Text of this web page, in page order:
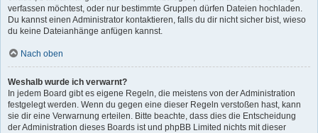
verfassen möchtest, oder nur bestimmte Gruppen dürfen Dateien hochladen.
Du kannst einen Administrator kontaktieren, falls du dir nicht sicher bist, wieso
du keine Dateianhänge anfügen kannst.
Nach oben
Weshalb wurde ich verwarnt?
In jedem Board gibt es eigene Regeln, die meistens von der Administration
festgelegt werden. Wenn du gegen eine dieser Regeln verstoßen hast, kann
sie dir eine Verwarnung erteilen. Bitte beachte, dass dies die Entscheidung
der Administration dieses Boards ist und phpBB Limited nichts mit dieser